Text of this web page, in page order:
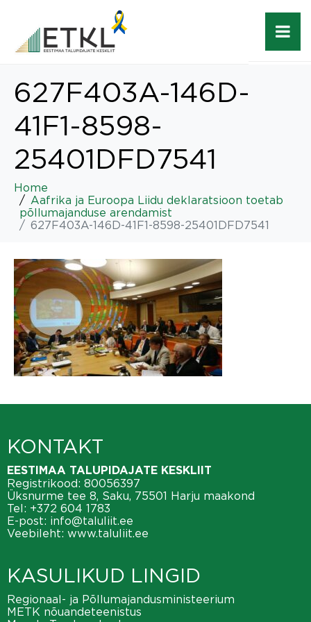
627F403A-146D-
41F1-8598-
25401DFD7541
Home
Aafrika ja Euroopa Liidu deklaratsioon toetab
põllumajanduse arendamist
627F403A-146D-41F1-8598-25401DFD7541
KONTAKT
EESTIMAA TALUPIDAJATE KESKLIIT
Registrikood: 80056397
Üksnurme tee 8, Saku, 75501 Harju maakond
Tel: +372 604 1783
E-post: info@taluliit.ee
Veebileht: www.taluliit.ee
KASULIKUD LINGID
Regionaal- ja Põllumajandusministeerium
METK nõuandeteenistus